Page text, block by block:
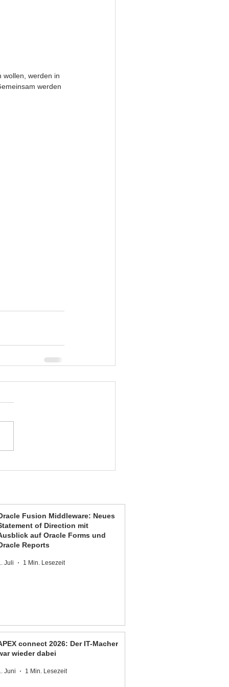
wollen, werden in
werden
Fusion Middleware: Neues
of Direction mit
auf Oracle Forms und
Reports
Juli 1 Min. Lesezeit
connect 2026: Der IT-Macher
wieder dabei
Juni 1 Min. Lesezeit